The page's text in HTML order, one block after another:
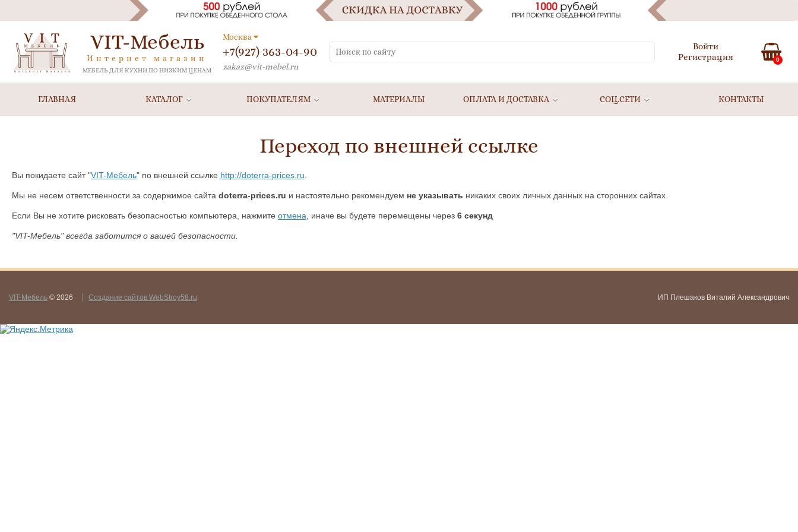
VIT-Мебель
Интернет магазин
МЕБЕЛЬ ДЛЯ КУХНИ ПО НИЗКИМ ЦЕНАМ
Москва
+7(927) 363-04-90
zakaz@vit-mebel.ru
Войти
Регистрация
0
ГЛАВНАЯ КАТАЛОГ ПОКУПАТЕЛЯМ МАТЕРИАЛЫ ОПЛАТА И ДОСТАВКА СОЦ.СЕТИ КОНТАКТЫ
Переход по внешней ссылке
Вы покидаете сайт "VIT-Мебель" по внешней ссылке http://doterra-prices.ru
Мы не несем ответственности за содержимое сайта doterra-prices.ru и настоятельно рекомендуем не указывать никаких своих личных данных на сторонних сайтах.
Если Вы не хотите рисковать безопасностью компьютера, нажмите отмена , иначе вы будете перемещены через 5 секунд
"VIT-Мебель" всегда заботится о вашей безопасности.
VIT-Мебель © 2026 Создание сайтов WebStroy58.ru ИП Плешаков Виталий Александрович